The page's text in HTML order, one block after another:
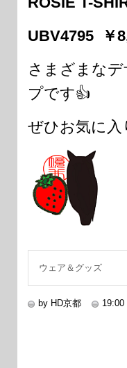
UBV4795 ￥
さまざまな
プです👍
ぜひお気に
ウェア＆グッズ
by HD京都 19:00